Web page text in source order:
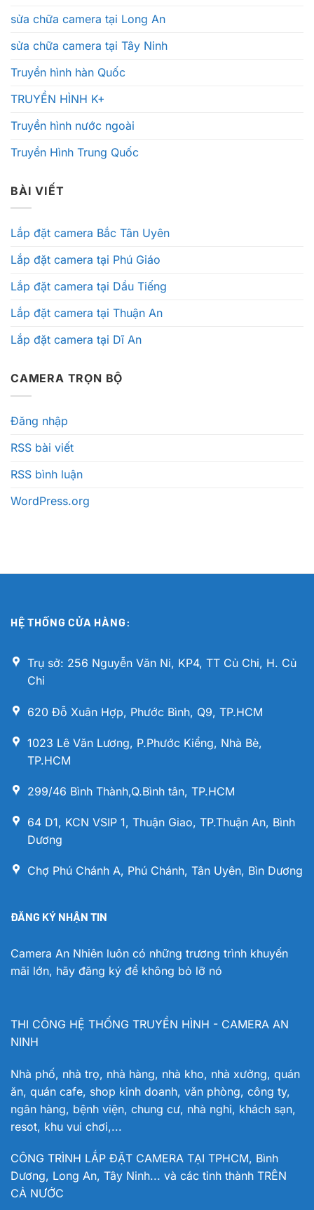
sửa chữa camera tại Long An
sửa chữa camera tại Tây Ninh
Truyền hình hàn Quốc
TRUYỀN HÌNH K+
Truyền hình nước ngoài
Truyền Hình Trung Quốc
BÀI VIẾT
Lắp đặt camera Bắc Tân Uyên
Lắp đặt camera tại Phú Giáo
Lắp đặt camera tại Dầu Tiếng
Lắp đặt camera tại Thuận An
Lắp đặt camera tại Dĩ An
CAMERA TRỌN BỘ
Đăng nhập
RSS bài viết
RSS bình luận
WordPress.org
HỆ THỐNG CỬA HÀNG:
Trụ sở: 256 Nguyễn Văn Ni, KP4, TT Củ Chi, H. Củ
Chi
620 Đỗ Xuân Hợp, Phước Bình, Q9, TP.HCM
1023 Lê Văn Lương, P.Phước Kiểng, Nhà Bè,
TP.HCM
299/46 Bình Thành,Q.Bình tân, TP.HCM
64 D1, KCN VSIP 1, Thuận Giao, TP.Thuận An, Bình
Dương
Chợ Phú Chánh A, Phú Chánh, Tân Uyên, Bìn Dương
ĐĂNG KÝ NHẬN TIN
Camera An Nhiên luôn có những trương trình khuyến
mãi lớn, hãy đăng ký để không bỏ lỡ nó
THI CÔNG HỆ THỐNG TRUYỀN HÌNH - CAMERA AN
NINH
Nhà phố, nhà trọ, nhà hàng, nhà kho, nhà xưởng, quán
ăn, quán cafe, shop kinh doanh, văn phòng, công ty,
ngân hàng, bệnh viện, chung cư, nhà nghỉ, khách sạn,
resot, khu vui chơi,...
CÔNG TRÌNH LẮP ĐẶT CAMERA TẠI TPHCM, Bình
Dương, Long An, Tây Ninh... và các tỉnh thành TRÊN
CẢ NƯỚC